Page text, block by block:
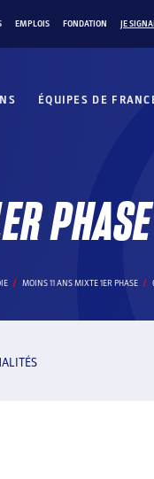
EMPLOIS FONDATION JE
ÉQUIPES DE
PHASE
MOINS 11 ANS MIXTE 1ER PHASE